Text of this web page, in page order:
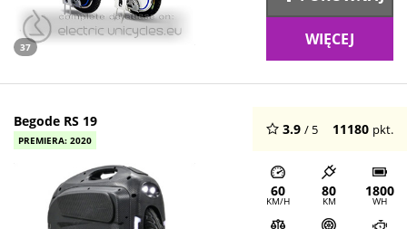
37 WIĘCEJ
Begode RS 19
PREMIERA: 2020
3.9 / 5 11180 pkt.
60
KM/H
80
KM
1800
WH